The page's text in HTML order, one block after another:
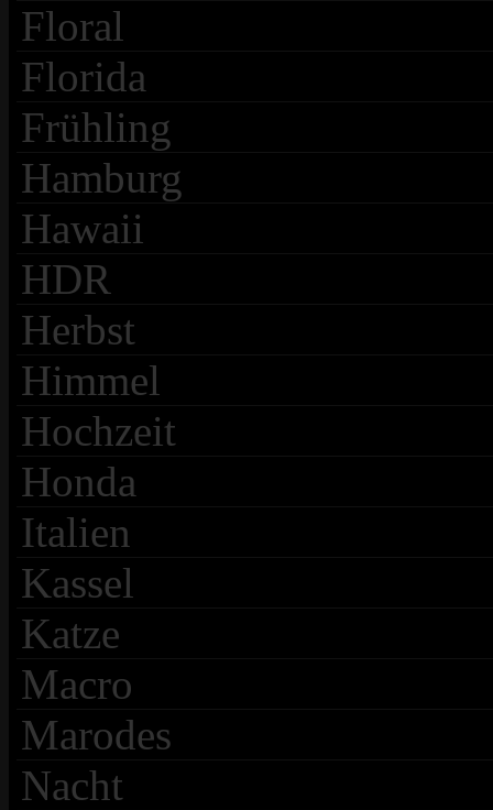
Floral
Florida
Frühling
Hamburg
Hawaii
HDR
Herbst
Himmel
Hochzeit
Honda
Italien
Kassel
Katze
Macro
Marodes
Nacht